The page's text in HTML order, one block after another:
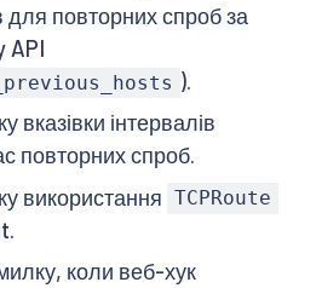
для повторних спроб за
API
).
вказівки інтервалів
повторних спроб.
використання TCPRoute
коли веб-хук